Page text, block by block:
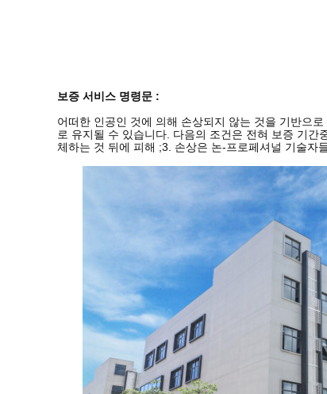
보증 서비스 명령문 :
어떠한 인공인 것에 의해 손상되지 않는 것을 기반으
로 유지될 수 있습니다. 다음의 조건은 전혀 보증 기
체하는 것 뒤에 피해 ;3. 손상은 논-프로페셔널 기술자